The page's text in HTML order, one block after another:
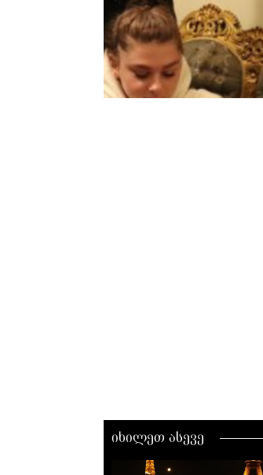
იხილეთ ასევე